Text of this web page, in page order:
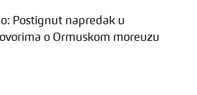
Postignut napredak u
o Ormuskom moreuzu